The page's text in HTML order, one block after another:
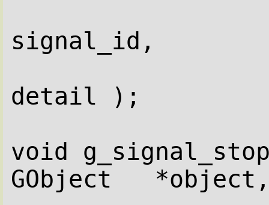
signal_id,
detail );
void
GObject